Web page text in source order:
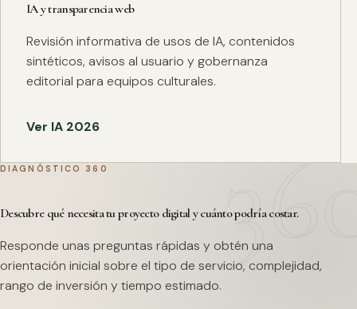
IA y transparencia web
Revisión informativa de usos de IA, contenidos
sintéticos, avisos al usuario y gobernanza
editorial para equipos culturales.
Ver IA 2026
DIAGNÓSTICO 360
Descubre qué necesita tu proyecto digital y cuánto podría costar.
Responde unas preguntas rápidas y obtén una
orientación inicial sobre el tipo de servicio, complejidad,
rango de inversión y tiempo estimado.